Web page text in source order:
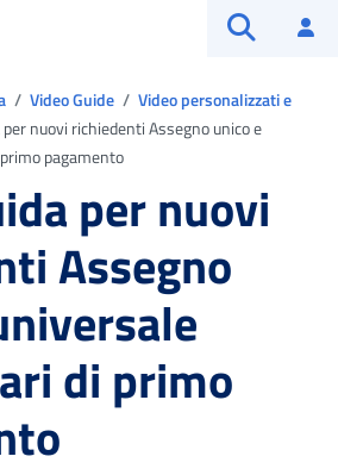
Video Guide
Video personalizzati e
per nuovi richiedenti Assegno unico e
pagamento
per nuovi
Assegno
di primo